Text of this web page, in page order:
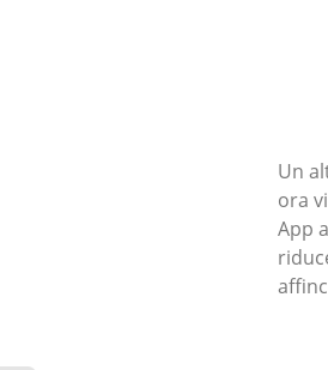
Un
ora
App